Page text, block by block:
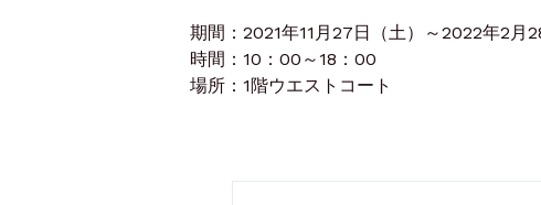
期間：2021年11月27日（土）～2022年2月
時間：10：00～18：00
場所：1階ウエストコート